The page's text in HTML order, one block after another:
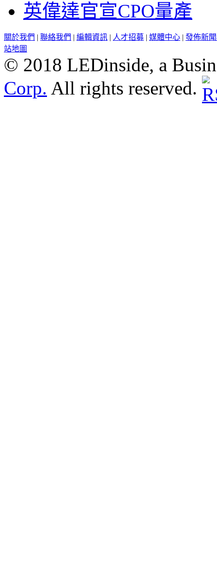
英偉達官宣CPO量產
關於我們 | 聯絡我們 | 編輯資訊 | 人才招募 | 媒體中心 | 發佈新
站地圖
© 2018 LEDinside, a
Corp. All rights reserved.